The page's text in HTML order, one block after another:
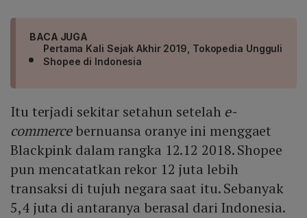
BACA JUGA
Pertama Kali Sejak Akhir 2019, Tokopedia Ungguli
Shopee di Indonesia
Itu terjadi sekitar setahun setelah e-
commercebernuansa oranye ini menggaet
Blackpink dalam rangka 12.12 2018. Shopee
pun mencatatkan rekor 12 juta lebih
transaksi di tujuh negara saat itu. Sebanyak
5,4 juta di antaranya berasal dari Indonesia.